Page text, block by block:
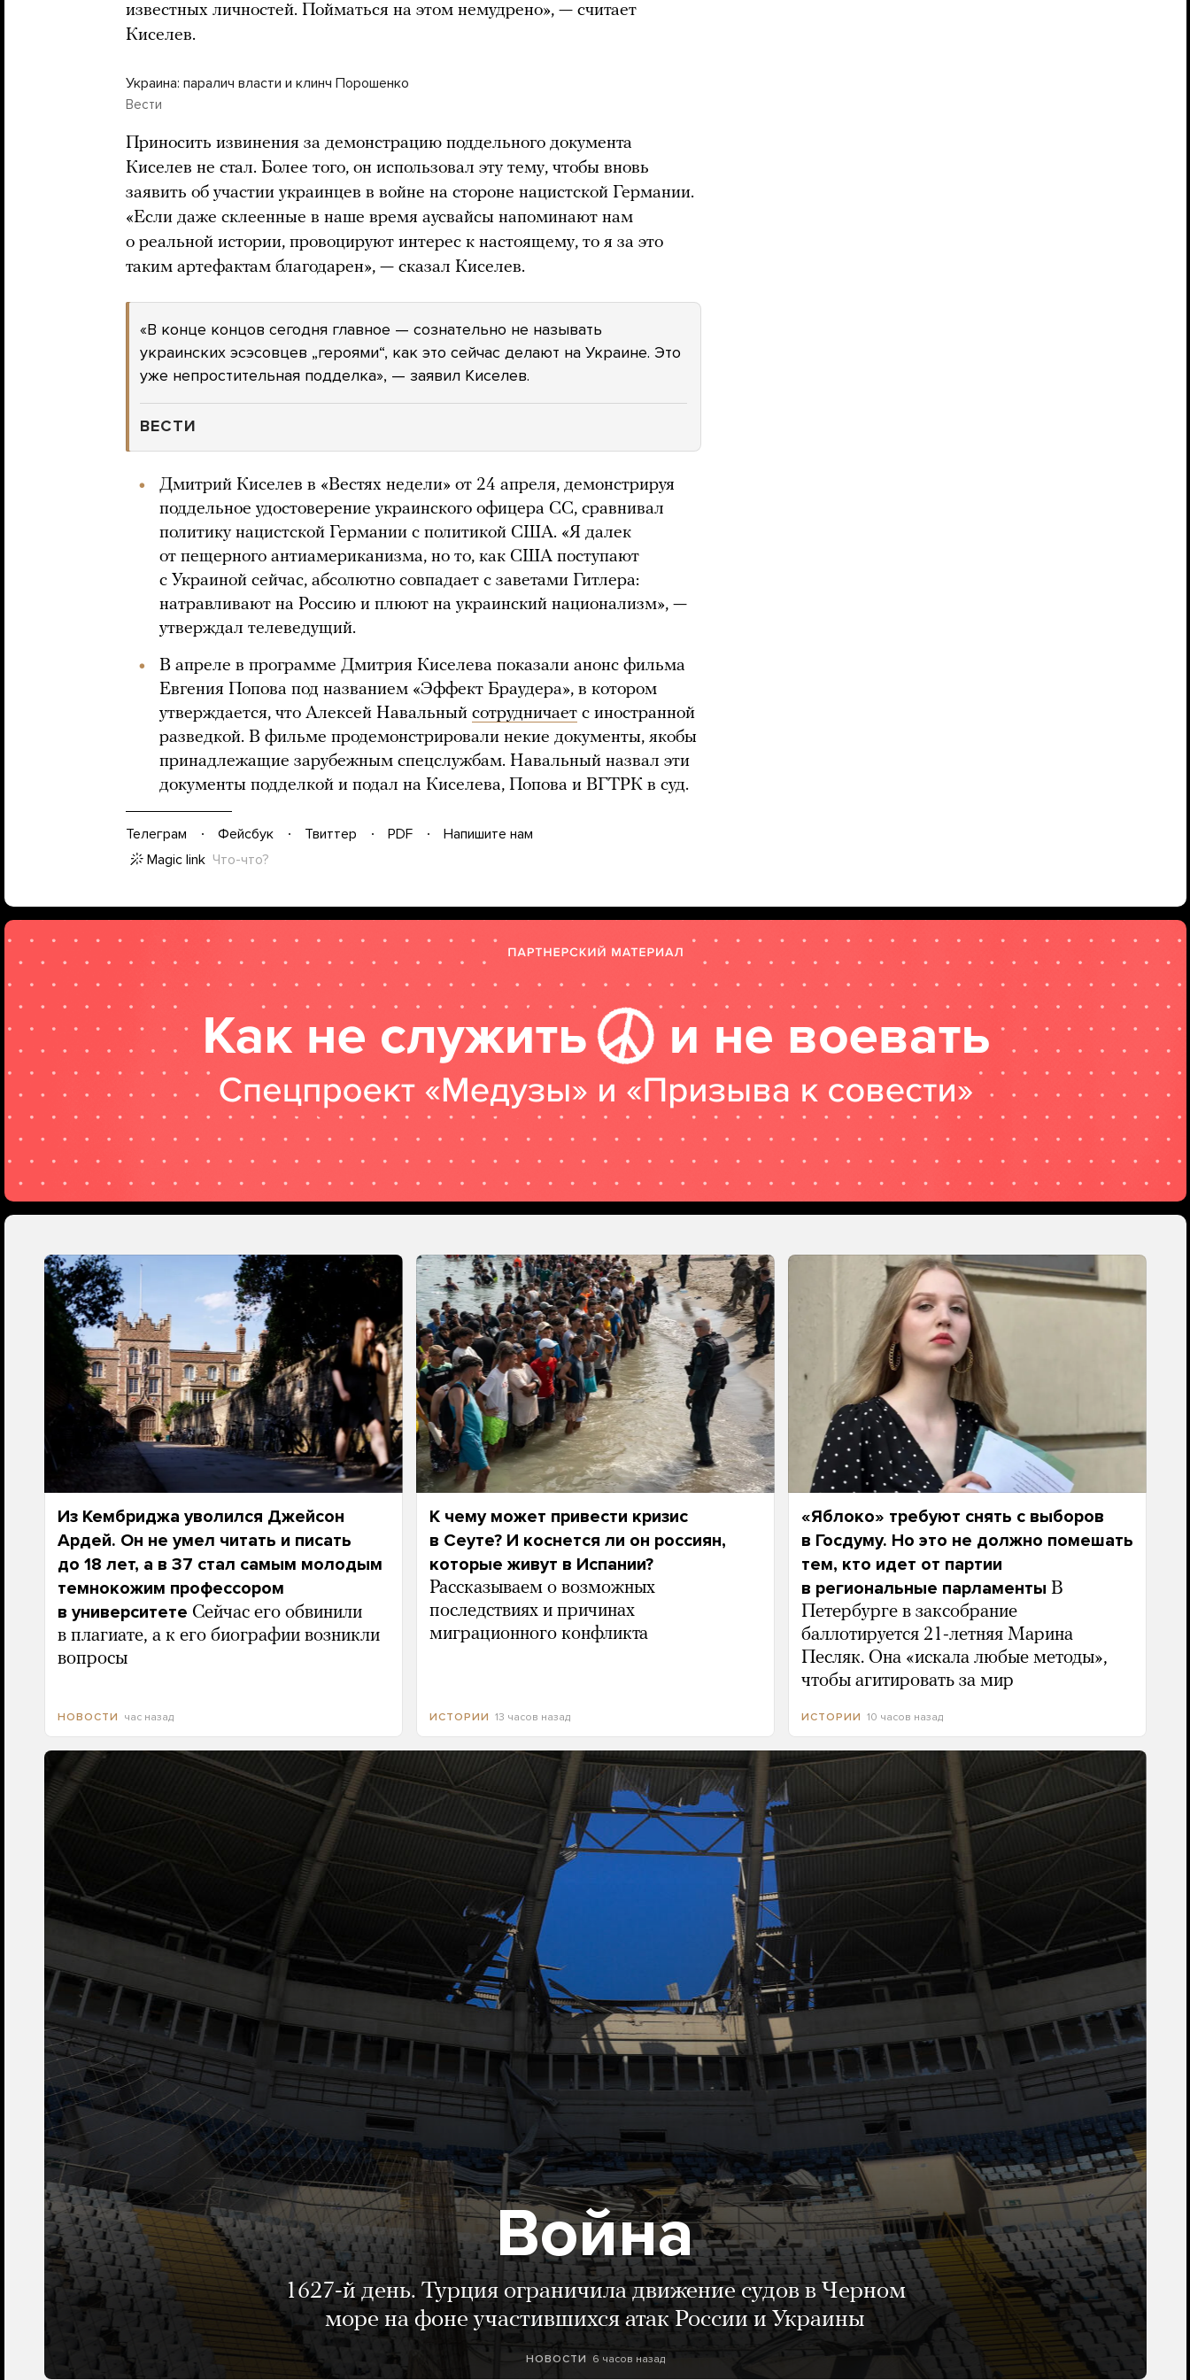
известных личностей. Пойматься на этом немудрено», — считает
Киселев.
Украина: паралич власти и клинч Порошенко
Вести
Приносить извинения за демонстрацию поддельного документа
Киселев не стал. Более того, он использовал эту тему, чтобы вновь
заявить об участии украинцев в войне на стороне нацистской Германии.
«Если даже склеенные в наше время аусвайсы напоминают нам
о реальной истории, провоцируют интерес к настоящему, то я за это
таким артефактам благодарен», — сказал Киселев.
«В конце концов сегодня главное — сознательно не называть
украинских эсэсовцев „героями“, как это сейчас делают на Украине. Это
уже непростительная подделка», — заявил Киселев.
ВЕСТИ
Дмитрий Киселев в «Вестях недели» от 24 апреля, демонстрируя
поддельное удостоверение украинского офицера СС, сравнивал
политику нацистской Германии с политикой США. «Я далек
от пещерного антиамериканизма, но то, как США поступают
с Украиной сейчас, абсолютно совпадает с заветами Гитлера:
натравливают на Россию и плюют на украинский национализм», —
утверждал телеведущий.
В апреле в программе Дмитрия Киселева показали анонс фильма
Евгения Попова под названием «Эффект Браудера», в котором
утверждается, что Алексей Навальный сотрудничает с иностранной
разведкой. В фильме продемонстрировали некие документы, якобы
принадлежащие зарубежным спецслужбам. Навальный назвал эти
документы подделкой и подал на Киселева, Попова и ВГТРК в суд.
Телеграм Фейсбук Твиттер PDF
Напишите нам
Magic link Что-что?
Из Кембриджа уволился Джейсон
Ардей. Он не умел читать и писать
до 18 лет, а в 37 стал самым молодым
темнокожим профессором
в университете Сейчас его обвинили
в плагиате, а к его биографии возникли
вопросы
НОВОСТИ час назад
К чему может привести кризис
в Сеуте? И коснется ли он россиян,
которые живут в Испании?
Рассказываем о возможных
последствиях и причинах
миграционного конфликта
ИСТОРИИ 13 часов назад
«Яблоко» требуют снять с выборов
в Госдуму. Но это не должно помешать
тем, кто идет от партии
в региональные парламенты В
Петербурге в заксобрание
баллотируется 21-летняя Марина
Песляк. Она «искала любые методы»,
чтобы агитировать за мир
ИСТОРИИ 10 часов назад
Война
1627-й день. Турция ограничила движение судов в Черном
море на фоне участившихся атак России и Украины
НОВОСТИ 6 часов назад